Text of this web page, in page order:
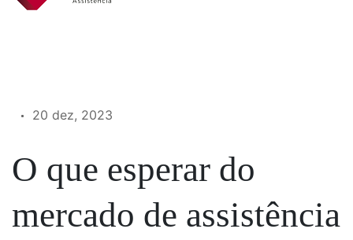
20 dez, 2023
O que esperar do
mercado de assistência